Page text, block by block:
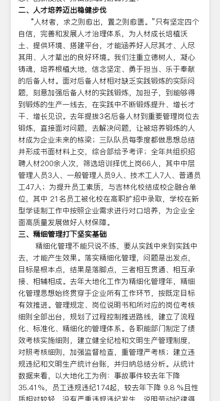
二、人才培养迈出稳健步伐
“人材者，求之则愈出，置之则愈匮。”只有坚定四个
自信，完善和发展人才治理体系，为人材成长培植沃
土、提供环境、搭建平台，才能涵养好人尽其才、人尽
其用、人才辈出的良好环境。我们注重立德树人，凝心
铸魂，培养根植大地，信念坚定、勇于担当、乐于奉献
的后备人材。面对后备人材相对缺乏实践锻炼的实际问
题，刻意加强后备人材的实践锻炼，加担子，到能够得
到锻炼的生产一线去，在实践中不断锻炼提升、增长才
干、增长见识。去年提拔3名后备人材到重要管理岗位去
锻炼，直接面对问题，去解决问题，让被培养锻炼的人
材成为企业未来的栋梁；三队队员每季度都做思想总结
并形成书面材料上交，综合部给予考评；全年共组织招
聘人材200余人次，筛选培训择优上岗66人，其中中层
管理人员3人、一般管理人员9人、技术工人7人、普通员
工47人；为提升员工素质，与吉林化校结成校企融合单
位，其中 21名员工被化校在高职扩招中录取，学校在新
型学徒制工作中按照企业需求进行对口培养，为企业全
面高质量发展做好人材保障。
三、精细管理打下坚实基础
精细化管理不能只说不练，要从实践中来到实践中
去，才能产生效果。落实精细化管理，问题是出发点，
目标是根本点，结果是落脚点，三者相互贯通、相互承
接、相辅相成。去年大地化工作为精细化管理年，精细
化管理思想始终贯穿于企业所有工作环节，按既定目标
有效推进。管理规定、岗位说明书和所对应的岗位考核
细则全部出台，规划了过程控制推进路线，建立了流程
化、标准化、精细化的管理体系。各职能部门制定了绩
效考核实施细则，建立健全纪检和文明生产管理制度，
对照考核细则，加强监督检查，重管理严考核；建立违
规违纪和文明生产统计台账，并归纳总结分析。从统计
数据来看，以大地化工为例：事故事件较去年下降
35.41%，员工违规违纪174起，较去年下降 9.8 %且性